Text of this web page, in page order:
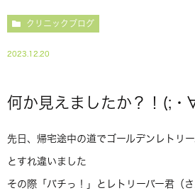
クリニックブログ
2023.12.20
何か見えましたか？！(;・
先日、帰宅途中の道でゴールデンレトリ
とすれ違いました
その際「バチっ！」とレトリーバー君（